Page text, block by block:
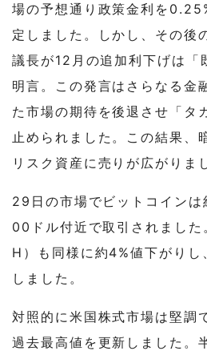
場の予想通り政策金利を
定しました。しかし、その後
議長が12月の追加利下げは「
明言。この発言はさらなる金
た市場の期待を後退させ「タ
止められました。この結果、
リスク資産に売りが広がりま
29日の市場でビットコインは
00ドル付近で取引されまし
H）も同様に約4%値下がり
しました。
対照的に米国株式市場は堅調
過去最高値を更新しました。